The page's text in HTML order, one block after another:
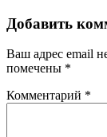
Добавить
Ваш адрес email
помечены *
Комментарий *